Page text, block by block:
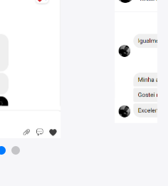
especializados em
edital 1/2025.
TRF-4 2025:
05/2025